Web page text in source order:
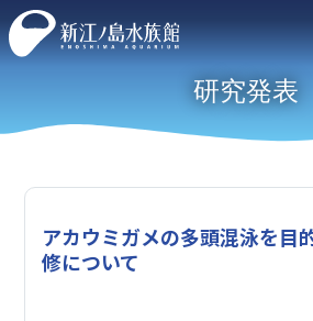
研究発表
アカウミガメの多頭混泳を目
修について